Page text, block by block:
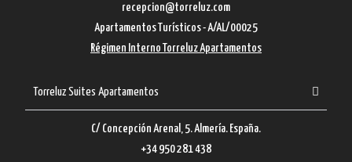
recepcion@torreluz.com
Apartamentos Turísticos - A/AL/00025
Régimen Interno Torreluz Apartamentos
Torreluz Suites Apartamentos
C/ Concepción Arenal, 5. Almería. España.
+34 950 281 438